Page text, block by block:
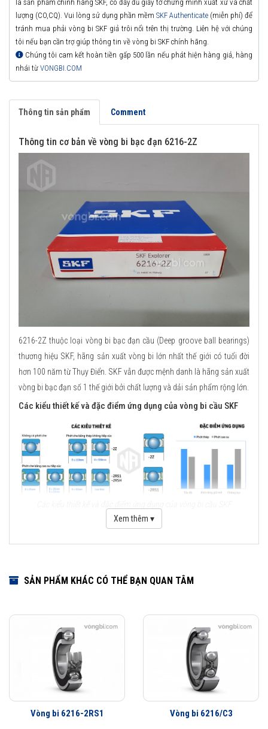
là sản phẩm chính hãng SKF, có đầy đủ giấy tờ chứng minh xuất xứ và chất
lượng (CO,CQ). Vui lòng sử dụng phần mềm SKF Authenticate (miễn phí) để
tránh mua phải vòng bi SKF giả trôi nổi trên thị trường. Liên hệ với chúng
tôi nếu bạn cần trợ giúp thông tin về vòng bi SKF chính hãng.
Chúng tôi cam kết hoàn tiền gấp 500 lần nếu phát hiện hàng giả, hàng
nhái từ VONGBI.COM
Thông tin sản phẩm Comment
Thông tin cơ bản về vòng bi bạc đạn 6216-2Z
6216-2Z thuộc loại vòng bi bạc đạn cầu (Deep groove ball bearings)
thương hiệu SKF, hãng sản xuất vòng bi lớn nhất thế giới có tuổi đời
hơn 100 năm từ Thụy Điển. SKF vẫn được mệnh danh là hãng sản xuất
vòng bi bạc đạn số 1 thế giới bởi chất lượng và dải sản phẩm rộng lớn.
Các kiểu thiết kế và đặc điểm ứng dụng của vòng bi cầu SKF
Những cải tiến quan trọng đối với vòng bi cầu SKF Explorer
Sử dụng vật liệu mới
Phớt che chắn thế hệ mới
Lợi ích của những cải tiến đối với vòng bi cầu SKF Explorer
Vòng bi làm việc êm hơn
Ít rung động hơn
Tuổi thọ vòng bi cao hơn
Khả năng che chắn tốt hơn
Xem thêm ▾
SẢN PHẨM KHÁC CÓ THỂ BẠN QUAN TÂM
Vòng bi 6216-2RS1 Vòng bi 6216/C3